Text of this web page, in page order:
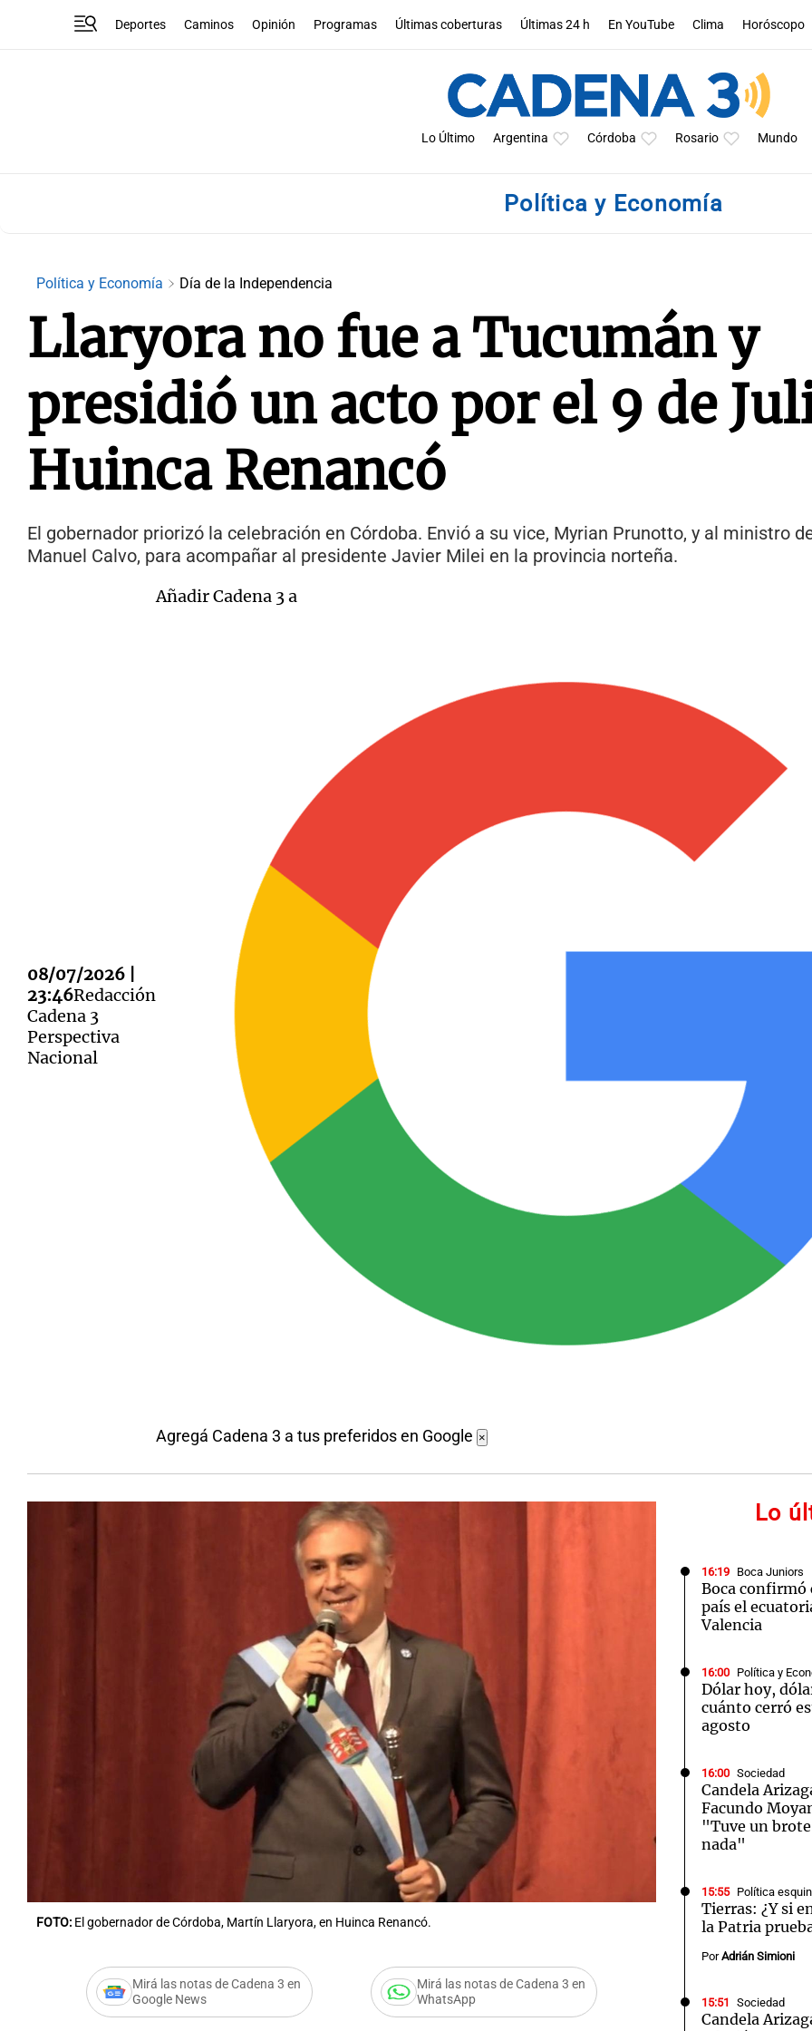
Deportes Caminos Opinión Programas Últimas coberturas Últimas 24 h En YouTube Clima Horóscopo
Lo Último Argentina Córdoba Rosario Mundo
Política y Economía
Política y Economía Día de la Independencia
Llaryora no fue a Tucumán y
presidió un acto por el 9 de
Huinca Renancó
El gobernador priorizó la celebración en Córdoba. Envió a su vice, Myrian Prunotto, y al ministro
Manuel Calvo, para acompañar al presidente Javier Milei en la provincia norteña.
08/07/2026 |
23:46Redacción
Cadena 3
Perspectiva
Nacional
Añadir Cadena 3 a
Agregá Cadena 3 a tus preferidos en Google ×
FOTO: El gobernador de Córdoba, Martín Llaryora, en Huinca Renancó.
Mirá las notas de Cadena 3 en
Google News
Mirá las notas de Cadena 3 en
WhatsApp
Lo
16:19 Boca Juniors
Boca confirmó
país el
Valencia
16:00 Política y
Dólar hoy,
cuánto cerró
agosto
16:00 Sociedad
Candela
Facundo
"Tuve un
nada"
15:55 Política
Tierras: ¿Y si
la Patria
PorAdrián Simioni
15:51 Sociedad
Candela
Editorial
Notas
Mundial 2026 La Sole en Cadena 3 Cadena 3